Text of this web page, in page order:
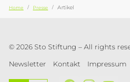
Home Presse Artikel
© 2026 Sto Stiftung – All rights
Newsletter
Kontakt Impressum